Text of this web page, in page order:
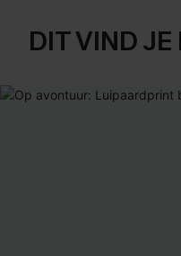
DIT VIND